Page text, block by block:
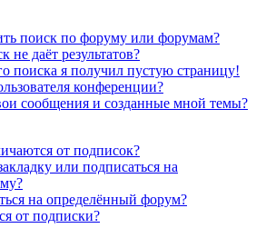
поиск по форуму или форумам?
даёт результатов?
поиска я получил пустую страницу!
конференции?
сообщения и созданные мной темы?
от подписок?
или подписаться на
на определённый форум?
от подписки?